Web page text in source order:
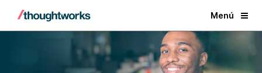
Menú